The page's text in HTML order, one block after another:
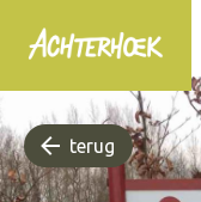
terug